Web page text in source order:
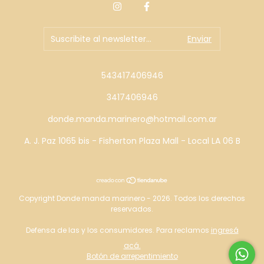
543417406946
3417406946
donde.manda.marinero@hotmail.com.ar
A. J. Paz 1065 bis - Fisherton Plaza Mall - Local LA 06 B
Copyright Donde manda marinero - 2026. Todos los derechos
reservados.
Defensa de las y los consumidores. Para reclamos ingresá
acá.
Botón de arrepentimiento